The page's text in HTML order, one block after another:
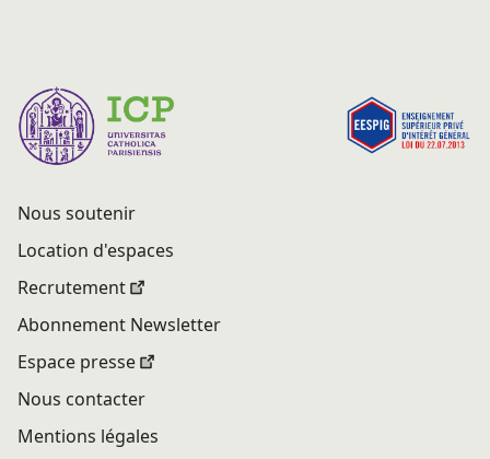
Nous soutenir
Location d'espaces
Recrutement
Abonnement Newsletter
Espace presse
Nous contacter
Mentions légales